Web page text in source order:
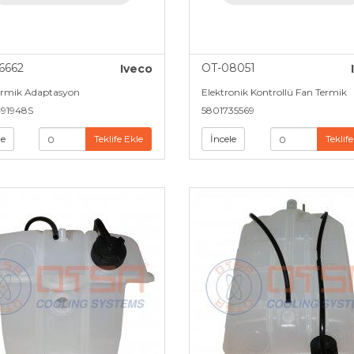
Iveco
Adaptasyon
Teklife Ekle
OT-08051
Elektronik Kontrollü Fan Termik
5801735569
İncele